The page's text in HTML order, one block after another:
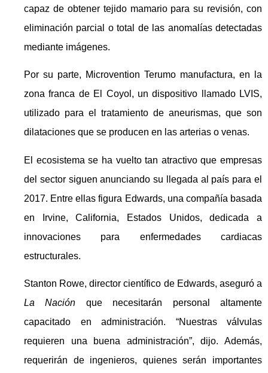
capaz de obtener tejido mamario para su revisión, con
eliminación parcial o total de las anomalías detectadas
mediante imágenes.
Por su parte, Microvention Terumo manufactura, en la
zona franca de El Coyol, un dispositivo llamado LVIS,
utilizado para el tratamiento de aneurismas, que son
dilataciones que se producen en las arterias o venas.
El ecosistema se ha vuelto tan atractivo que empresas
del sector siguen anunciando su llegada al país para el
2017. Entre ellas figura Edwards, una compañía basada
en Irvine, California, Estados Unidos, dedicada a
innovaciones para enfermedades cardiacas
estructurales.
Stanton Rowe, director científico de Edwards, aseguró a
La Nación que necesitarán personal altamente
capacitado en administración. “Nuestras válvulas
requieren una buena administración”, dijo. Además,
requerirán de ingenieros, quienes serán importantes